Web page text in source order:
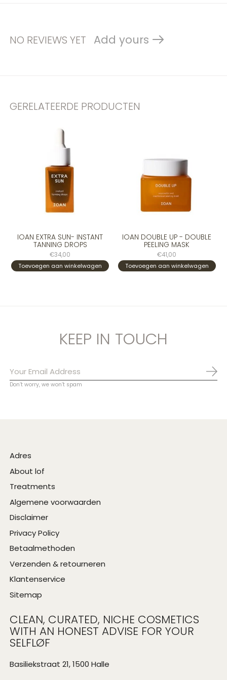
NO REVIEWS YET Add yours
GERELATEERDE PRODUCTEN
Carousel items
IOAN EXTRA SUN- INSTANT
TANNING DROPS
€34,00
Toevoegen aan winkelwagen
IOAN DOUBLE UP - DOUBLE
PEELING MASK
€41,00
Toevoegen aan winkelwagen
KEEP IN TOUCH
Don’t worry, we won’t spam
Adres
About lof
Treatments
Algemene voorwaarden
Disclaimer
Privacy Policy
Betaalmethoden
Verzenden & retourneren
Klantenservice
Sitemap
CLEAN, CURATED, NICHE COSMETICS
WITH AN HONEST ADVISE FOR YOUR
SELFLØF
Basiliekstraat 21, 1500 Halle